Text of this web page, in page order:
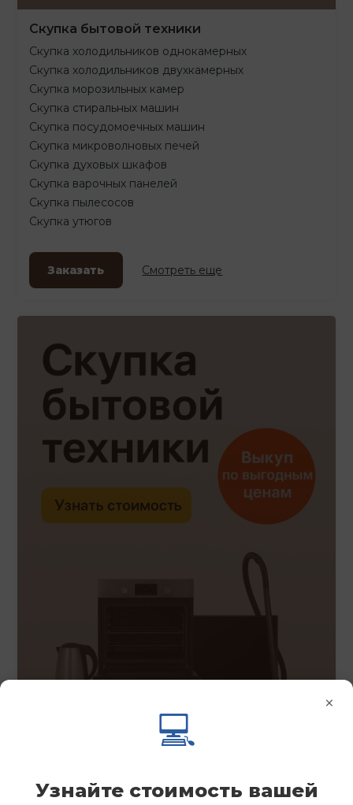
Скупка бытовой техники
Скупка холодильников однокамерных
Скупка холодильников двухкамерных
Скупка морозильных камер
Скупка стиральных машин
Скупка посудомоечных машин
Скупка микроволновых печей
Скупка духовых шкафов
Скупка варочных панелей
Скупка пылесосов
Скупка утюгов
Заказать Смотреть еще
×
💻
Узнайте стоимость вашей